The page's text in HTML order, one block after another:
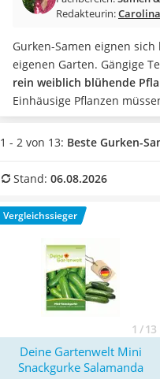
Pelletofen
Tiefbrunnenpumpe
Fliesenschneider
Hochdruckreiniger
Doppelschleifer
Überwachungskamera
Benzinrasenmäher mit
Löschdecke
Winterharte Palmen
Gasdurchlauferhitzer
Redakteurin:
Gurken-Samen eignen
eigenen Garten. Gängige
rein weiblich blühende
Einhäusige Pflanzen
anderen Kürbisgewächsen
bestäuben oder für eine
Pflanzen verstärk
für die Aussaat
, um schon
genießen zu können.
besonders das Modell
Salamanda* mit seinen
1 - 2 von 13: Beste Gurken-
Stand: 06.08.2026
Vergleichssieger
1 / 13
Deine Gartenwelt Mini
Snackgurke Salamanda